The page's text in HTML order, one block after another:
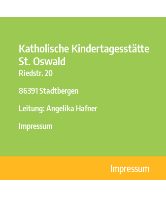
Katholische Kindertagesstätte
St. Oswald
Riedstr. 20
86391 Stadtbergen
Leitung: Angelika Hafner
Impressum
Impressum